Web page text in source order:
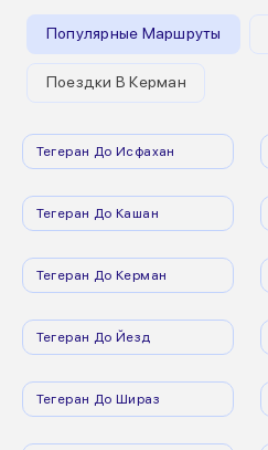
Популярные Маршруты
Поездки В Керман
Тегеран До Исфахан
Тегеран До Кашан
Тегеран До Керман
Тегеран До Йезд
Тегеран До Шираз